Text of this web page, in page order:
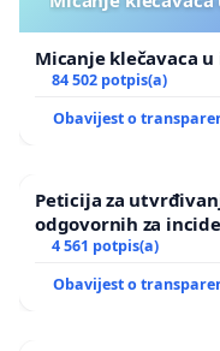
Micanje klečavaca
84 502 potpis(a)
Obavijest o
Peticija za
odgovornih za
Zagreba
4 561 potpis(a)
Obavijest o